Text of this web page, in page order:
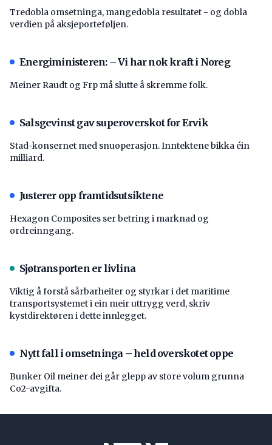
Tredobla omsetninga, mangedobla resultatet - og dobla
verdien på aksjeporteføljen.
Energiministeren: – Vi har nok kraft i Noreg
Meiner Raudt og Frp må slutte å skremme folk.
Salsgevinst gav superoverskot for Ervik
Stad-konsernet med snuoperasjon. Inntektene bikka éin
milliard.
Justerer opp framtidsutsiktene
Hexagon Composites ser betring i marknad og
ordreinngang.
Sjøtransporten er livlina
Viktig å forstå ­sårbarheiter og styrkar i det maritime
transport­systemet i ein meir uttrygg verd, skriv
kystdirektøren i dette innlegget.
Nytt fall i omsetninga – held overskotet oppe
Bunker Oil meiner dei går glepp av store volum grunna
Co2-avgifta.